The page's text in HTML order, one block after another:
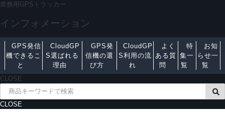
業務用GPSトラッカー
インフォメーション
GPS発信
機できるこ
と
CloudGP
S選ばれる
理由
GPS発
信機の選
び方
CloudGP
S利用の流
れ
よく
ある質
問
特
集一
覧
お知
らせ一
覧
CLOSE
CLOSE